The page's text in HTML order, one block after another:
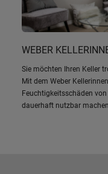
WEBER
Sie möchten Ihren Keller
Mit dem Weber
Feuchtigkeitsschäden
dauerhaft nutzbar